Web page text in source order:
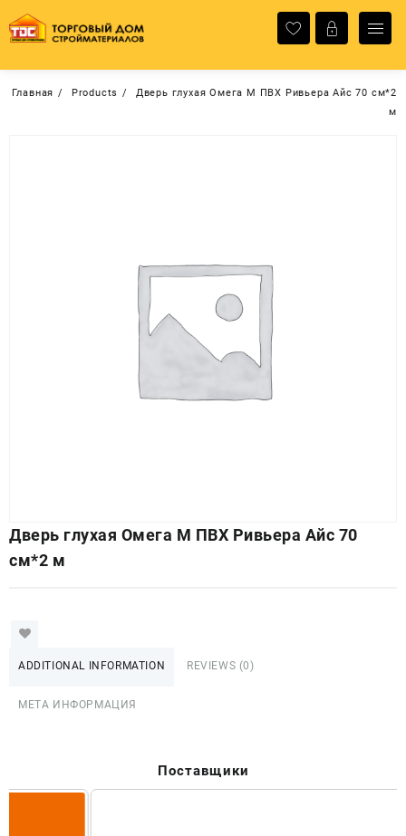
содержимому
Главная Products
Дверь глухая Омега М ПВХ Ривьера Айс 70 см*2
м
Дверь глухая Омега М ПВХ Ривьера Айс 70
см*2 м
ADDITIONAL INFORMATION REVIEWS (0)
МЕТА ИНФОРМАЦИЯ
Поставщики